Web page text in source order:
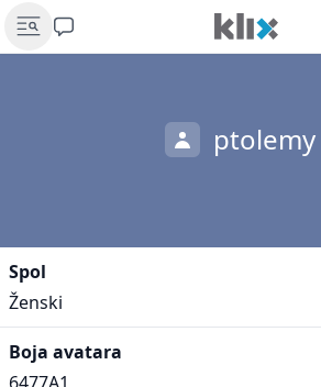
ptolemy
Spol
Ženski
Boja avatara